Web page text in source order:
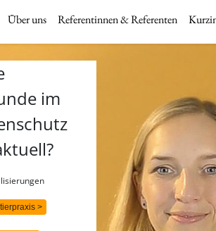
Über uns Referentinnen & Referenten
im
>